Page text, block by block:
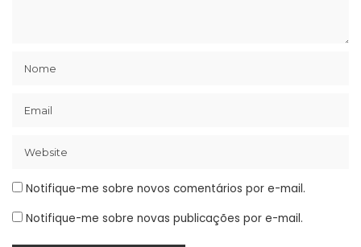
Notifique-me sobre novos comentários por e-mail.
Notifique-me sobre novas publicações por e-mail.